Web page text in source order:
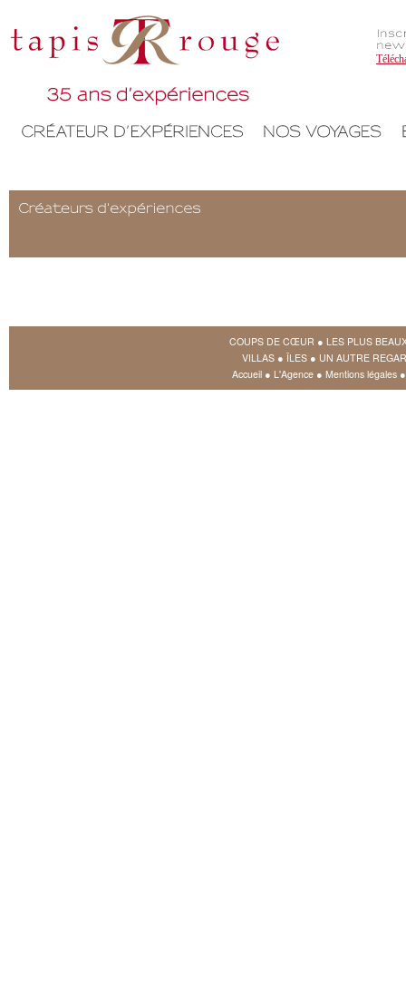
COUPS DE CŒUR ● LES PLUS
VILLAS ● ÎLES ● UN AUTRE
Accueil ● L'Agence ● Mentions légales